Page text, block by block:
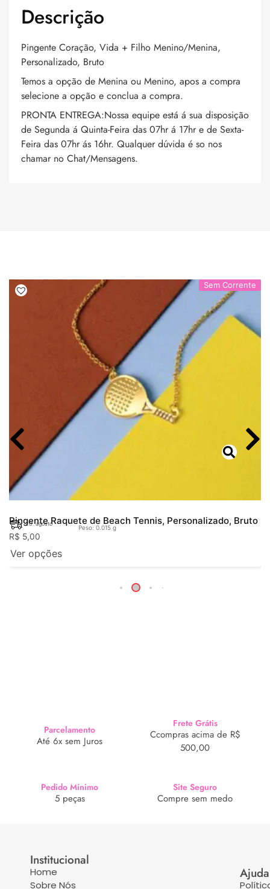
Descrição
Pingente Coração, Vida + Filho Menino/Menina,
Personalizado, Bruto
Temos a opção de Menina ou Menino, apos a compra
selecione a opção e conclua a compra.
PRONTA ENTREGA:Nossa equipe está á sua disposição
de Segunda á Quinta-Feira das 07hr á 17hr e de Sexta-
Feira das 07hr ás 16hr. Qualquer dúvida é so nos
chamar no Chat/Mensagens.
Sem Corrente
Pingente Raquete de Beach Tennis, Personalizado, Bruto
20. agosto
Peso: 0.015 g
R$ 5,00
Ver opções
Parcelamento
Até 6x sem Juros
Frete Grátis
Ccompras acima de R$
500,00
Pedido Mínimo
5 peças
Site Seguro
Compre sem medo
Institucional
Home
Sobre Nós
Ajuda